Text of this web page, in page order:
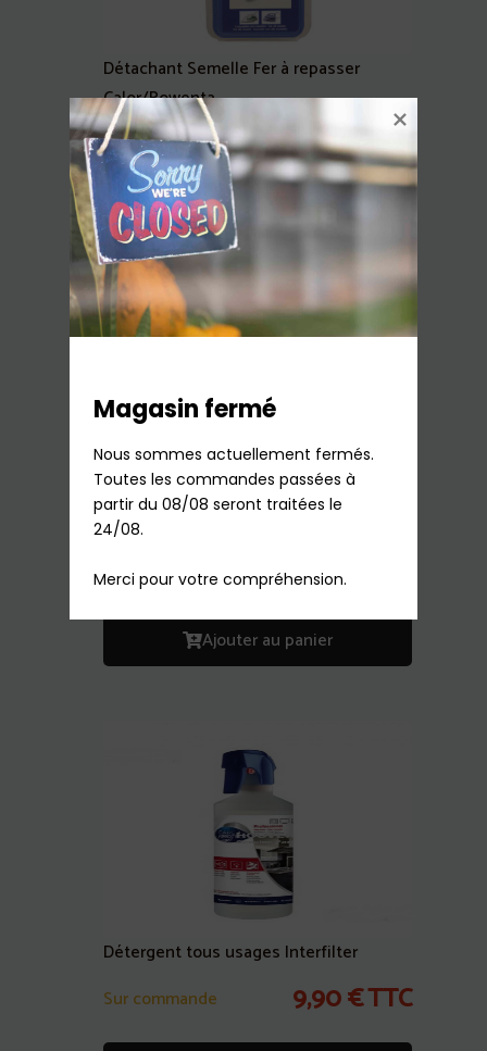
Détachant Semelle Fer à repasser
Calor/Rowenta
En stock
10,99€TTC
Ajouter au panier
Détartrant fer à repasser 250ml
En stock
7,30
Ajouter au panier
Détergent tous usages Interfilter
Sur commande
9,90€TTC
Magasin fermé
Nous sommes actuellement fermés.
Toutes les commandes passées à
partir du 08/08 seront traitées le
24/08.
Merci pour votre compréhension.